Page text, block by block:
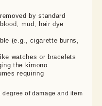
by standard
mud, hair dye
(e.g., cigarette burns,
watches or bracelets
the kimono
requiring
of damage and item